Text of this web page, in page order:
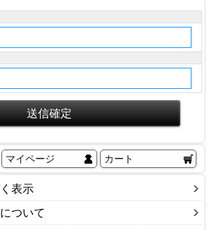
マイページ カート
表示
ついて